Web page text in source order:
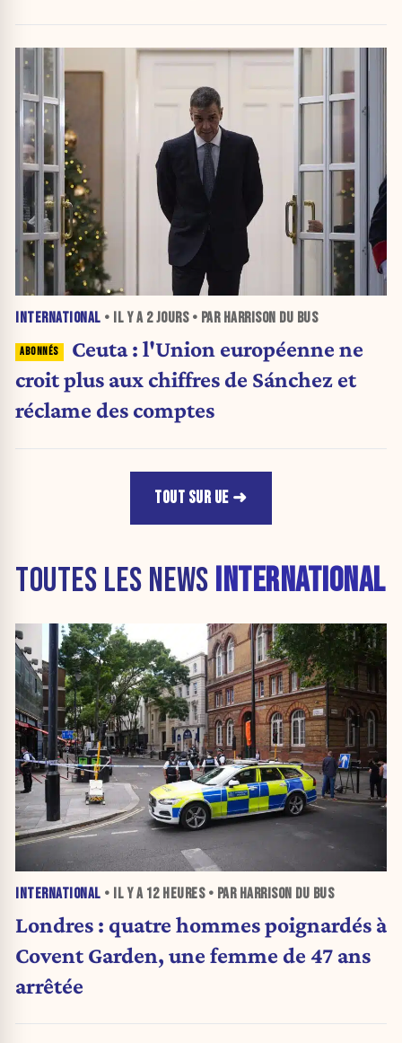
INTERNATIONAL • IL Y A 2 JOURS• PAR HARRISON DU BUS
Ceuta : l'Union européenne ne
croit plus aux chiffres de Sánchez et
réclame des comptes
TOUT SUR UE
TOUTES LES NEWS INTERNATIONAL
INTERNATIONAL • IL Y A 12 HEURES• PAR HARRISON DU BUS
Londres : quatre hommes poignardés à
Covent Garden, une femme de 47 ans
arrêtée